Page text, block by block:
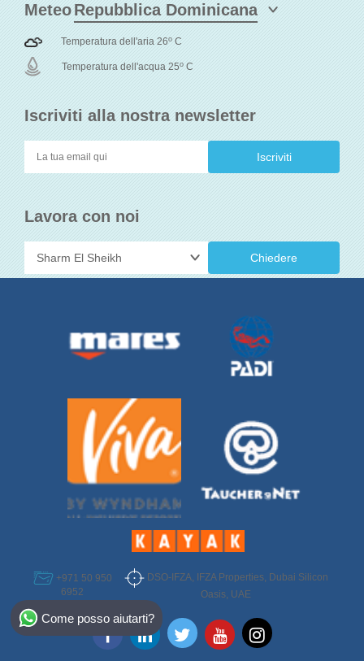
Iscriviti alla nostra newsletter
Lavora con noi
Chiedere
Meteo
Temperatura dell'aria 26o C
Temperatura dell'acqua 25o C
+971 50 950
6952
DSO-IFZA, IFZA Properties, Dubai Silicon
Oasis, UAE
Come posso aiutarti?
Select Destination
Egypt